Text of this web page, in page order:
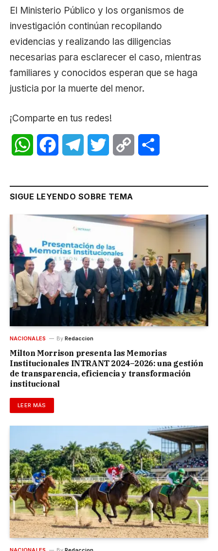
El Ministerio Público y los organismos de
investigación continúan recopilando
evidencias y realizando las diligencias
necesarias para esclarecer el caso, mientras
familiares y conocidos esperan que se haga
justicia por la muerte del menor.
¡Comparte en tus redes!
WhatsAppFacebookTelegramTwitter Copy
SIGUE LEYENDO SOBRE TEMA
NACIONALES By Redaccion
Milton Morrison presenta las Memorias
Institucionales INTRANT 2024–2026: una gestión
de transparencia, eficiencia y transformación
institucional
LEER MÁS